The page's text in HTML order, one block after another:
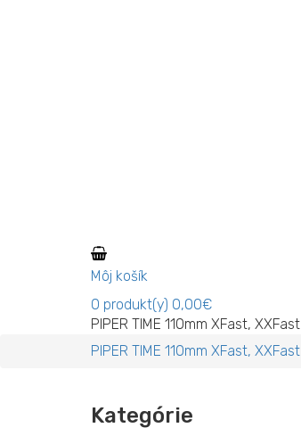
Môj košík
0 produkt(y) 0,00€
PIPER TIME 110mm XFast, XXFast
PIPER TIME 110mm XFast, XXFast
Kategórie